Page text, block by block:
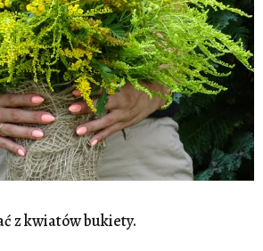
z kwiatów bukiety.